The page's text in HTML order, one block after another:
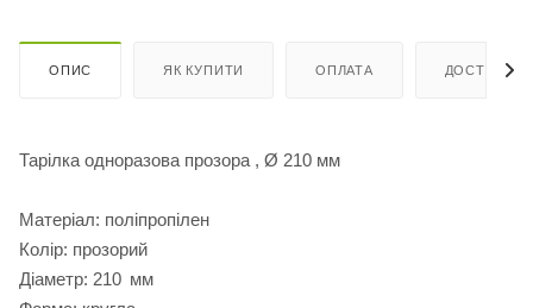
ОПИС ЯК КУПИТИ ОПЛАТА ДОСТАВКА
Тарілка одноразова прозора , Ø 210 мм
Матеріал: поліпропілен
Колір: прозорий
Діаметр: 210 мм